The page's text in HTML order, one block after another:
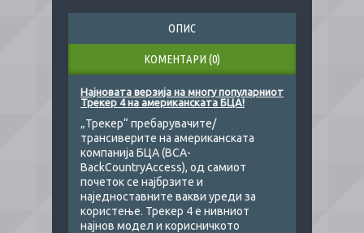
ОПИС
КОМЕНТАРИ (0)
Најновата верзија на многу популарниот
Трекер 4 на американската БЦА!
„Трекер“ пребарувачите/
трансиверите на американската
компанија БЦА (BCA-
BackCountryAccess), од самиот
почеток се најбрзите и
наједноставните вакви уреди за
користење. Трекер 4 е нивниот
најнов модел и корисничкото